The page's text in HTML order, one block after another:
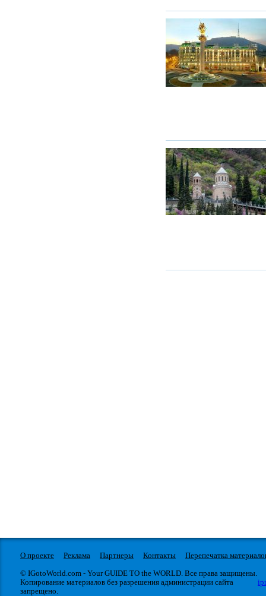
О проекте Реклама Партнеры Контакты
Перепечатка
© IGotoWorld.com - Your GUIDE TO the WORLD. Все права защищены.
Копирование материалов без разрешения администрации сайта
запрещено.